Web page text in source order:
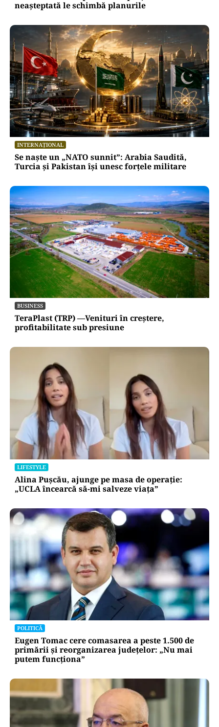
neașteptată le schimbă planurile
INTERNAȚIONAL
Se naște un „NATO sunnit”: Arabia Saudită,
Turcia și Pakistan își unesc forțele militare
BUSINESS
TeraPlast (TRP) —Venituri în creștere,
profitabilitate sub presiune
LIFESTYLE
Alina Pușcău, ajunge pe masa de operație:
„UCLA încearcă să-mi salveze viața”
POLITICĂ
Eugen Tomac cere comasarea a peste 1.500 de
primării și reorganizarea județelor: „Nu mai
putem funcționa”